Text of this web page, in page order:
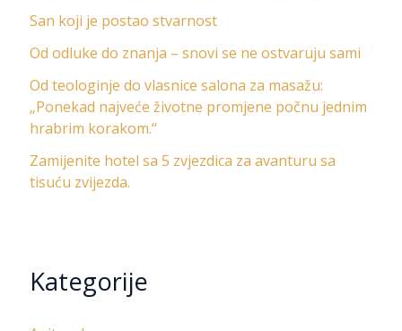
San koji je postao stvarnost
Od odluke do znanja – snovi se ne ostvaruju sami
Od teologinje do vlasnice salona za masažu:
„Ponekad najveće životne promjene počnu jednim
hrabrim korakom.“
Zamijenite hotel sa 5 zvjezdica za avanturu sa
tisuću zvijezda.
Kategorije